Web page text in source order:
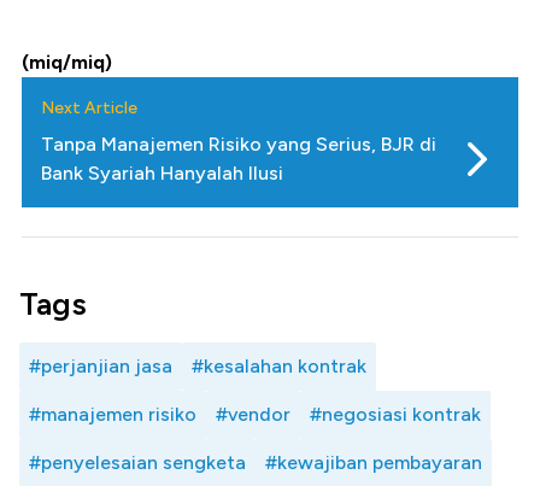
(miq/miq)
Next Article
Tanpa Manajemen Risiko yang Serius, BJR di
Bank Syariah Hanyalah Ilusi
Tags
#perjanjian jasa #kesalahan kontrak
#manajemen risiko #vendor #negosiasi kontrak
#penyelesaian sengketa #kewajiban pembayaran